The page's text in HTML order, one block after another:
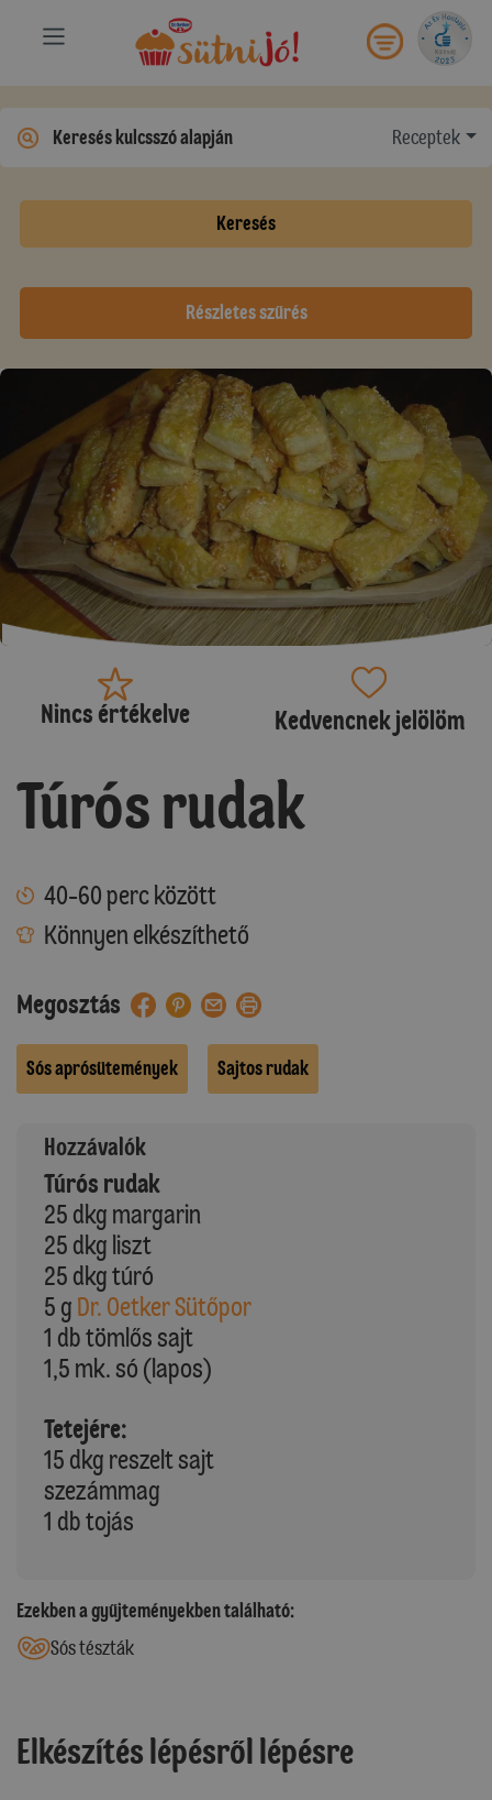
Receptek
Keresés
Részletes szűrés
Nincs értékelve Kedvencnek jelölöm
Túrós rudak
40-60 perc között
Könnyen elkészíthető
Megosztás
Sós aprósütemények Sajtos rudak
Hozzávalók
Túrós rudak
25 dkg margarin
25 dkg liszt
25 dkg túró
5 g Dr. Oetker Sütőpor
1 db tömlős sajt
1,5 mk. só (lapos)
Tetejére:
15 dkg reszelt sajt
szezámmag
1 db tojás
Ezekben a gyűjteményekben található:
Sós tészták
Elkészítés lépésről lépésre